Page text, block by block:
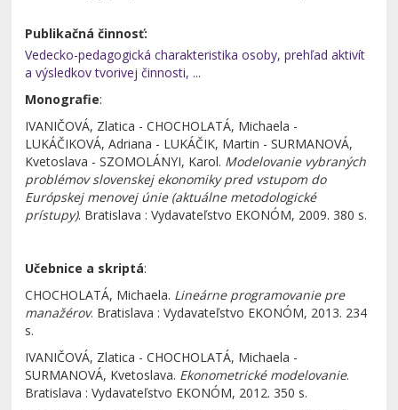
Publikačná činnosť:
Vedecko-pedagogická charakteristika osoby, prehľad aktivít
a výsledkov tvorivej činnosti, ...
Monografie:
IVANIČOVÁ, Zlatica - CHOCHOLATÁ, Michaela -
LUKÁČIKOVÁ, Adriana - LUKÁČIK, Martin - SURMANOVÁ,
Kvetoslava - SZOMOLÁNYI, Karol. Modelovanie vybraných
problémov slovenskej ekonomiky pred vstupom do
Európskej menovej únie (aktuálne metodologické
prístupy). Bratislava : Vydavateľstvo EKONÓM, 2009. 380 s.
Učebnice a skriptá:
CHOCHOLATÁ, Michaela. Lineárne programovanie pre
manažérov. Bratislava : Vydavateľstvo EKONÓM, 2013. 234
s.
IVANIČOVÁ, Zlatica - CHOCHOLATÁ, Michaela -
SURMANOVÁ, Kvetoslava. Ekonometrické modelovanie.
Bratislava : Vydavateľstvo EKONÓM, 2012. 350 s.